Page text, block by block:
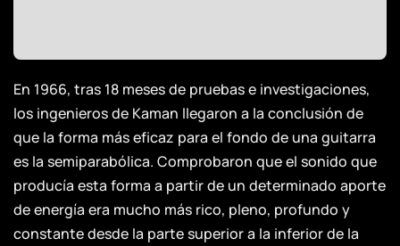
En 1966, tras 18 meses de pruebas e investigaciones,
los ingenieros de Kaman llegaron a la conclusión de
que la forma más eficaz para el fondo de una guitarra
es la semiparabólica. Comprobaron que el sonido que
producía esta forma a partir de un determinado aporte
de energía era mucho más rico, pleno, profundo y
constante desde la parte superior a la inferior de la